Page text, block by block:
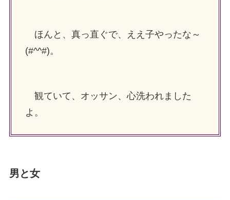
ほんと、真っ直ぐで、ええ子やったな～
(#^^#)。
観ていて、オッサン、心洗われました
よ。
男と女